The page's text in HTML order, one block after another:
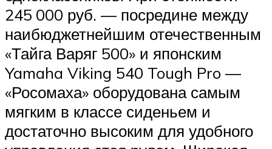
245 000 руб. — посредине между
наибюджетнейшим отечественным
«Тайга Варяг 500» и японским
Yamaha Viking 540 Tough Pro —
«Росомаха» оборудована самым
мягким в классе сиденьем и
достаточно высоким для удобного